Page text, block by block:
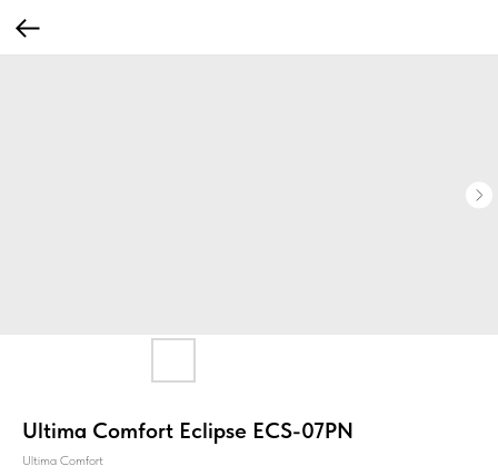
Ultima Comfort Eclipse ECS-07PN
Ultima Comfort